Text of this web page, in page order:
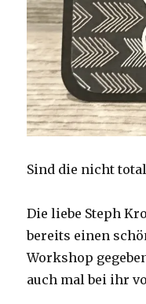
Sind die nicht
Die liebe Steph
bereits einen
Workshop
auch mal bei ihr